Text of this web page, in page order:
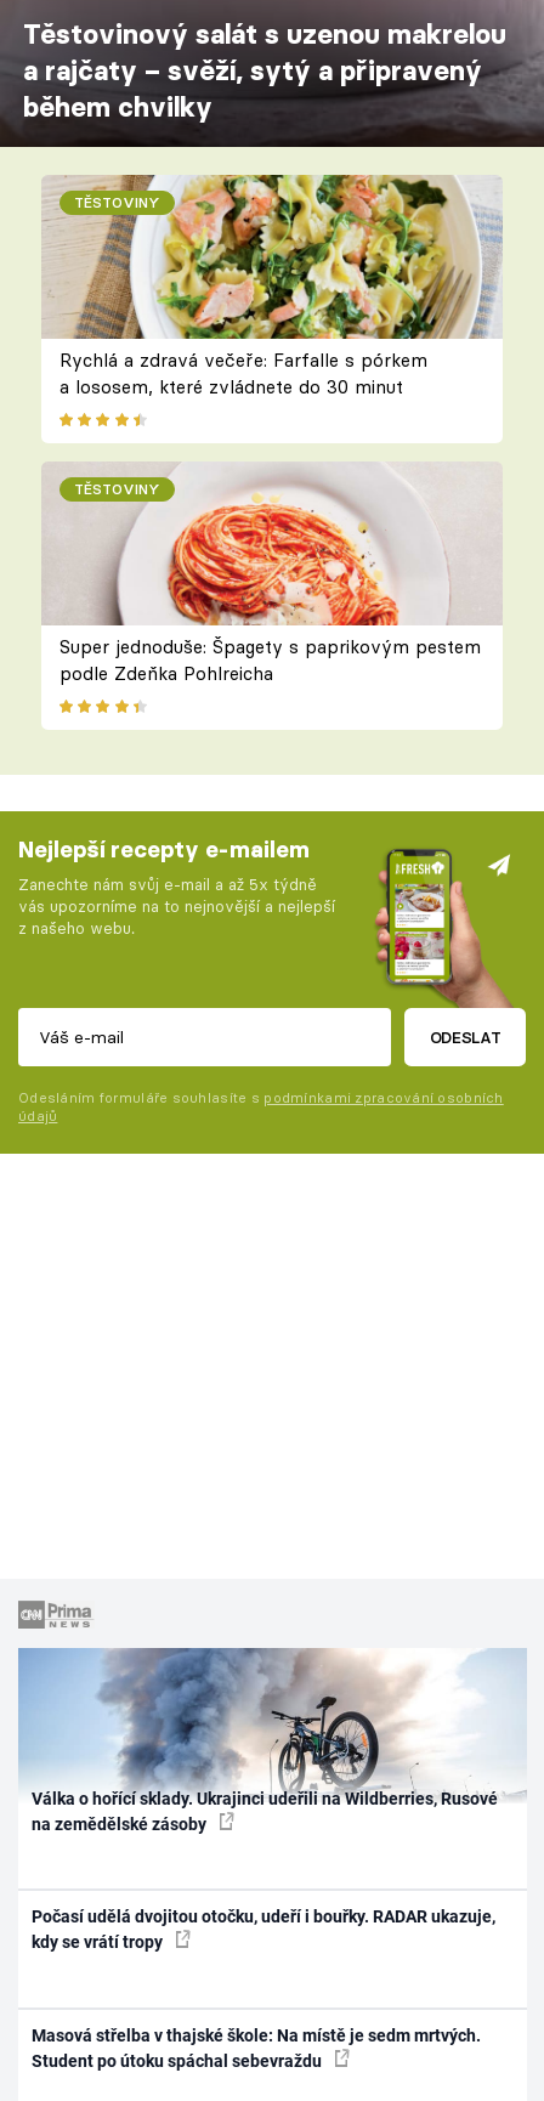
Těstovinový salát s uzenou makrelou
a rajčaty – svěží, sytý a připravený
během chvilky
TĚSTOVINY
Rychlá a zdravá večeře: Farfalle s pórkem
a lososem, které zvládnete do 30 minut
TĚSTOVINY
Super jednoduše: Špagety s paprikovým pestem
podle Zdeňka Pohlreicha
Nejlepší recepty e-mailem
Zanechte nám svůj e-mail a až 5x týdně
vás upozorníme na to nejnovější a nejlepší
z našeho webu.
ODESLAT
Odesláním formuláře souhlasíte s podmínkami zpracování osobních
údajů
Válka o hořící sklady. Ukrajinci udeřili na Wildberries, Rusové
na zemědělské zásoby
Počasí udělá dvojitou otočku, udeří i bouřky. RADAR ukazuje,
kdy se vrátí tropy
Masová střelba v thajské škole: Na místě je sedm mrtvých.
Student po útoku spáchal sebevraždu